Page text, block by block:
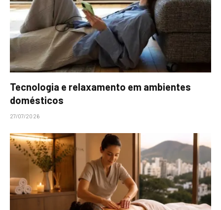
Tecnologia e relaxamento em ambientes
domésticos
27/07/2026